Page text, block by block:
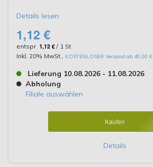
Details lesen
1,12 €
entspr. 1,12 € / 1 St
Inkl. 20% MwSt.
KOSTENLOSER Versand ab 49,00 €
Lieferung 10.08.2026 - 11.08.2026
Abholung
Filiale auswählen
Kaufen
Details